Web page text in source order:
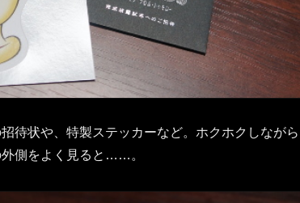
待状や、特製ステッカーなど。ホクホクしながら
側をよく見ると……。